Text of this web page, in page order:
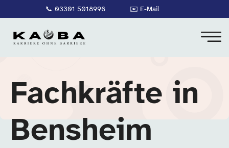
📞 03301 5018996 ✉️ E-Mail
Fachkräfte in
Bensheim